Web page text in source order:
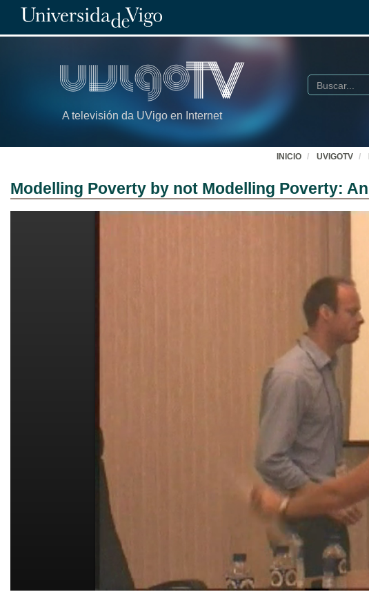
A televisión da UVigo en Internet
Buscar
INICIO UVIGOTV
Modelling Poverty by not Modelling Poverty: